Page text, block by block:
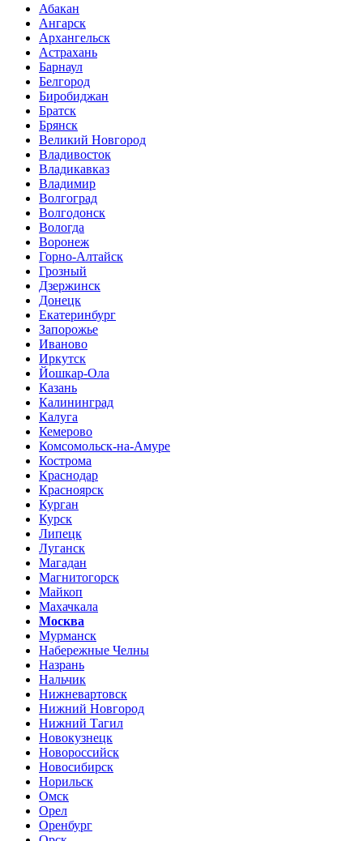
Абакан
Ангарск
Архангельск
Астрахань
Барнаул
Белгород
Биробиджан
Братск
Брянск
Великий Новгород
Владивосток
Владикавказ
Владимир
Волгоград
Волгодонск
Вологда
Воронеж
Горно-Алтайск
Грозный
Дзержинск
Донецк
Екатеринбург
Запорожье
Иваново
Иркутск
Йошкар-Ола
Казань
Калининград
Калуга
Кемерово
Комсомольск-на-Амуре
Кострома
Краснодар
Красноярск
Курган
Курск
Липецк
Луганск
Магадан
Магнитогорск
Майкоп
Махачкала
Москва
Мурманск
Набережные Челны
Назрань
Нальчик
Нижневартовск
Нижний Новгород
Нижний Тагил
Новокузнецк
Новороссийск
Новосибирск
Норильск
Омск
Орел
Оренбург